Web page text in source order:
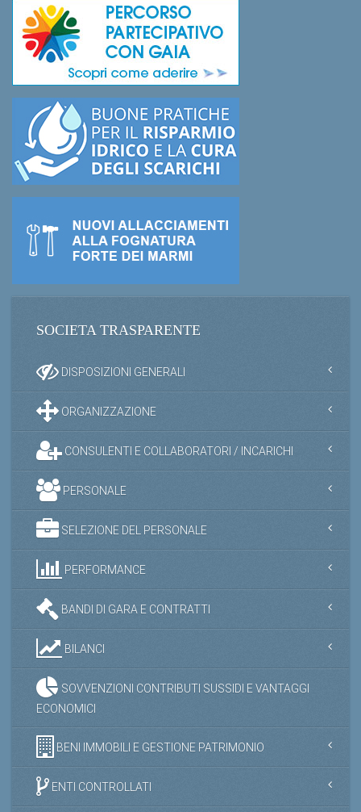
SOCIETA TRASPARENTE
DISPOSIZIONI GENERALI
ORGANIZZAZIONE
CONSULENTI E COLLABORATORI / INCARICHI
PERSONALE
SELEZIONE DEL PERSONALE
PERFORMANCE
BANDI DI GARA E CONTRATTI
BILANCI
SOVVENZIONI CONTRIBUTI SUSSIDI E VANTAGGI
ECONOMICI
BENI IMMOBILI E GESTIONE PATRIMONIO
ENTI CONTROLLATI